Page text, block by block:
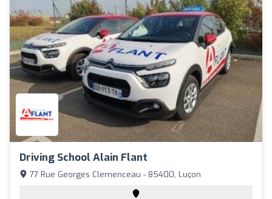
Driving School Alain Flant
77 Rue Georges Clemenceau - 85400, Luçon